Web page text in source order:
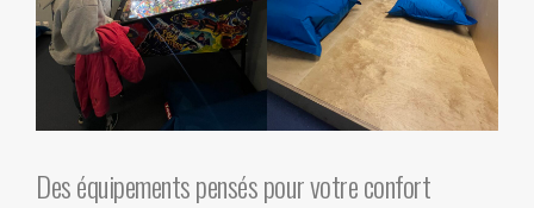
Des équipements pensés pour votre confort